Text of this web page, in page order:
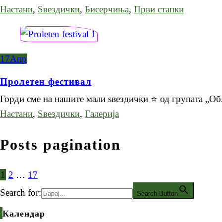
Настани, Ѕвездички, Бисерчиња, Први стапки
17Апр
Пролетен фестивал
Горди сме на нашите мали ѕвездички ⭐ од групата
Настани, Ѕвездички, Галерија
Posts pagination
1 2 … 17
Search for:
Search Button
Календар